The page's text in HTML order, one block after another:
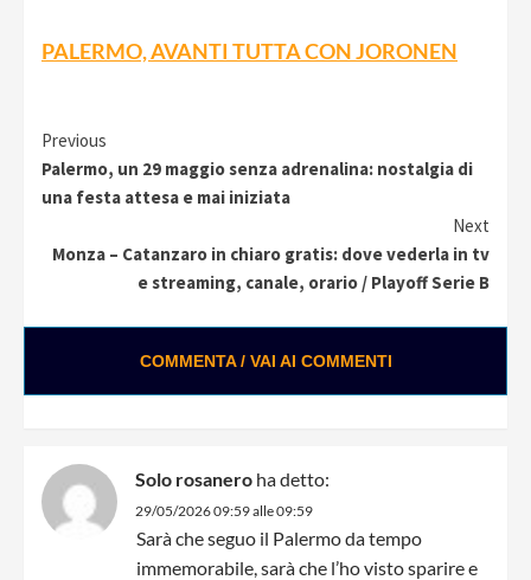
PALERMO, AVANTI TUTTA CON JORONEN
Continue
Reading
Previous
Palermo, un 29 maggio senza adrenalina: nostalgia di
una festa attesa e mai iniziata
Next
Monza – Catanzaro in chiaro gratis: dove vederla in tv
e streaming, canale, orario / Playoff Serie B
COMMENTA / VAI AI COMMENTI
Solo rosanero ha detto:
29/05/2026 09:59 alle 09:59
Sarà che seguo il Palermo da tempo
immemorabile, sarà che l’ho visto sparire e